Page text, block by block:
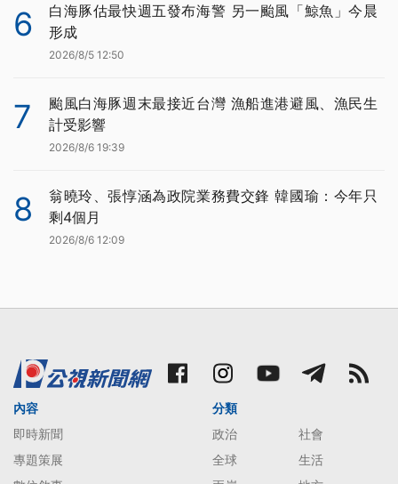
6
白海豚估最快週五發布海警 另一颱風「鯨魚」今晨
形成
2026/8/5 12:50
7
颱風白海豚週末最接近台灣 漁船進港避風、漁民生
計受影響
2026/8/6 19:39
8
翁曉玲、張惇涵為政院業務費交鋒 韓國瑜：今年只
剩4個月
2026/8/6 12:09
內容
即時新聞
專題策展
分類
政治
社會
全球
生活